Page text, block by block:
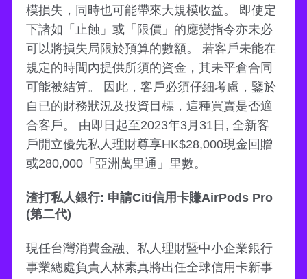
模損失，同時也可能帶來大規模收益。 即使定
下諸如「止蝕」或「限價」的應變指令亦未必
可以將損失局限於預算的數額。 若客戶未能在
規定的時間內提供所須的資金，其未平倉合同
可能被結算。 因此，客戶必須仔細考慮，鑒於
自已的財務狀況及投資目標，這種買賣是否適
合客戶。 由即日起至2023年3月31日, 全新客
戶開立優先私人理財尊享HK$28,000現金回贈
或280,000「亞洲萬里通」里數。
渣打私人銀行: 申請Citi信用卡賺AirPods Pro
(第二代)
現任台灣消費金融、私人理財暨中小企業銀行
事業總處負責人林素真將出任全球信用卡新事